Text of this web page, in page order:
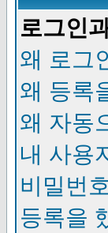
로그인
왜 로그
왜 등록
왜 자동
내 사용
비밀번
등록을